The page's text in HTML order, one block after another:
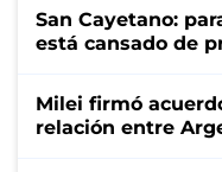
San Cayetano:
está cansado de
Milei firmó
relación entre